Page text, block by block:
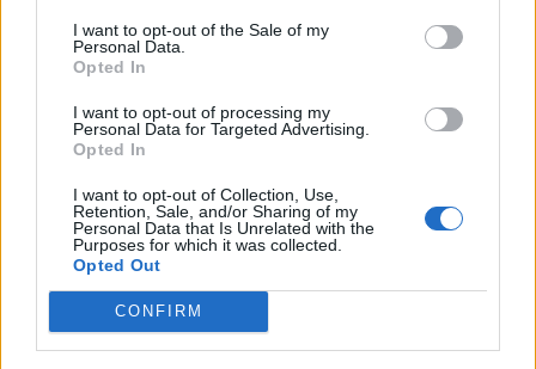
I want to opt-out of the Sale of my
Personal Data.
Opted In
I want to opt-out of processing my
Personal Data for Targeted Advertising.
Opted In
I want to opt-out of Collection, Use,
Retention, Sale, and/or Sharing of my
Personal Data that Is Unrelated with the
Purposes for which it was collected.
Opted Out
CONFIRM
kötéslistái
Előfizetés
MÁR ELŐFIZETŐNK VAGY?BEJELENTKEZÉS